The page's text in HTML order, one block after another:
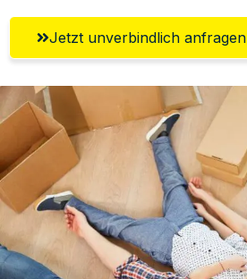
Jetzt unverbindlich anfragen